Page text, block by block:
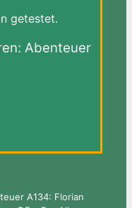
getestet.
Abenteuer
A134: Florian